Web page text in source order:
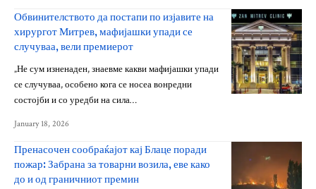
Обвинителството да постапи по изјавите на
хирургот Митрев, мафијашки упади се
случуваа, вели премиерот
„Не сум изненаден, знаевме какви мафијашки упади
се случуваа, особено кога се носеа вонредни
состојби и со уредби на сила…
January 18, 2026
Пренасочен сообраќајот кај Блаце поради
пожар: Забрана за товарни возила, еве како
до и од граничниот премин